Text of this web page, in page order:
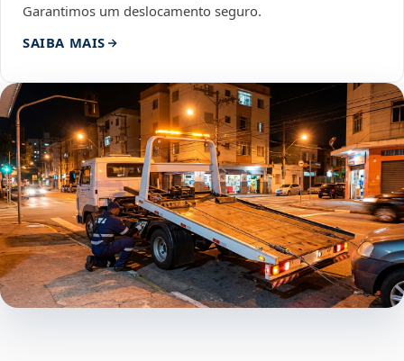
Garantimos um deslocamento seguro.
SAIBA MAIS